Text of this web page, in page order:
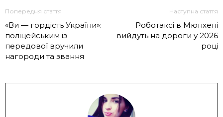
Попередня стаття
«Ви — гордість України»:
поліцейським із
передової вручили
нагороди та звання
Наступна стаття
Роботаксі в Мюнхені
вийдуть на дороги у 2026
році